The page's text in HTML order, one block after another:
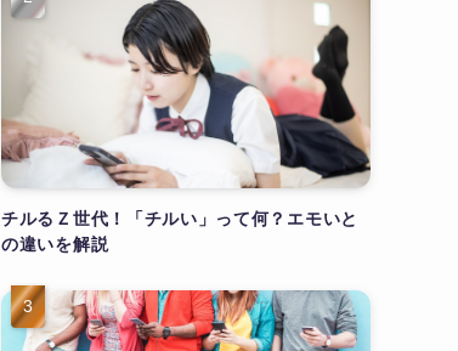
チルるＺ世代！「チルい」って何？エモいと
の違いを解説